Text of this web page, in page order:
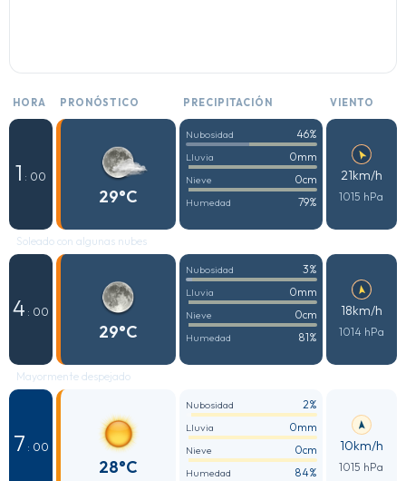
HORA PRONÓSTICO PRECIPITACIÓN VIENTO
1 : 00
29°C
Nubosidad 46%
Lluvia 0mm
Nieve 0cm
Humedad 79%
21km/h
1015 hPa
Soleado con algunas nubes
4 : 00
29°C
Nubosidad 3%
Lluvia 0mm
Nieve 0cm
Humedad 81%
18km/h
1014 hPa
Mayormente despejado
7 : 00
28°C
Nubosidad 2%
Lluvia 0mm
Nieve 0cm
Humedad 84%
10km/h
1015 hPa